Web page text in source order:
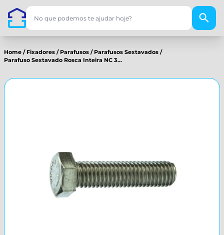
Home / Fixadores / Parafusos / Parafusos Sextavados /
Parafuso Sextavado Rosca Inteira NC 3...